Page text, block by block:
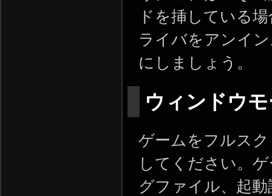
ドを挿している
ライバをアンイ
にしましょう。
ウィンドウ
ゲームをフルス
してください。
グファイル、起